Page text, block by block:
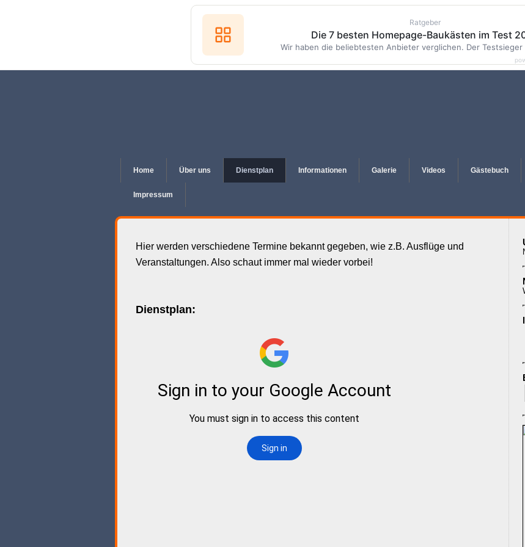
Home Über uns Dienstplan Informationen Galerie Videos Gästebuch
Impressum
Hier werden verschiedene Termine bekannt gegeben, wie z.B. Ausflüge und
Veranstaltungen. Also schaut immer mal wieder vorbei!
Dienstplan:
Ratgeber
Die 7 besten Homepage-Baukästen im Test
Wir haben die beliebtesten Anbieter verglichen. Der Testsieger